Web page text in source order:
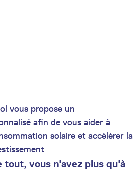
vous propose un
afin de vous aider à
solaire et accélérer la
tout, vous n'avez plus qu'à